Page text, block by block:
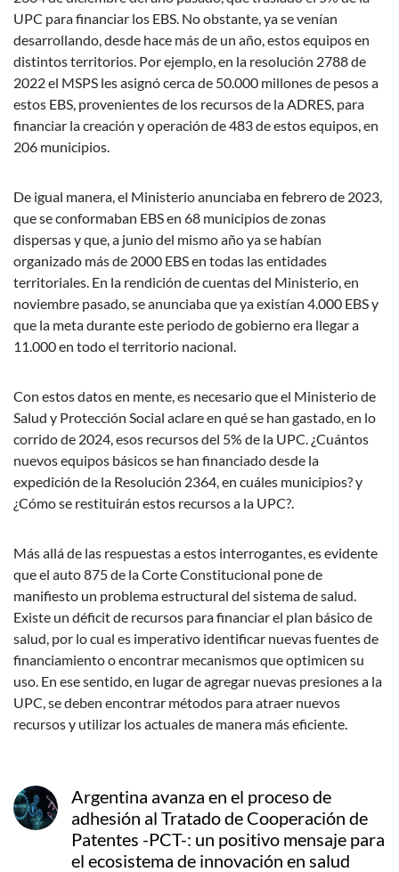
UPC para financiar los EBS. No obstante, ya se venían
desarrollando, desde hace más de un año, estos equipos en
distintos territorios. Por ejemplo, en la resolución 2788 de
2022 el MSPS les asignó cerca de 50.000 millones de pesos a
estos EBS, provenientes de los recursos de la ADRES, para
financiar la creación y operación de 483 de estos equipos, en
206 municipios.
De igual manera, el Ministerio anunciaba en febrero de 2023,
que se conformaban EBS en 68 municipios de zonas
dispersas y que, a junio del mismo año ya se habían
organizado más de 2000 EBS en todas las entidades
territoriales. En la rendición de cuentas del Ministerio, en
noviembre pasado, se anunciaba que ya existían 4.000 EBS y
que la meta durante este periodo de gobierno era llegar a
11.000 en todo el territorio nacional.
Con estos datos en mente, es necesario que el Ministerio de
Salud y Protección Social aclare en qué se han gastado, en lo
corrido de 2024, esos recursos del 5% de la UPC. ¿Cuántos
nuevos equipos básicos se han financiado desde la
expedición de la Resolución 2364, en cuáles municipios? y
¿Cómo se restituirán estos recursos a la UPC?.
Más allá de las respuestas a estos interrogantes, es evidente
que el auto 875 de la Corte Constitucional pone de
manifiesto un problema estructural del sistema de salud.
Existe un déficit de recursos para financiar el plan básico de
salud, por lo cual es imperativo identificar nuevas fuentes de
financiamiento o encontrar mecanismos que optimicen su
uso. En ese sentido, en lugar de agregar nuevas presiones a la
UPC, se deben encontrar métodos para atraer nuevos
recursos y utilizar los actuales de manera más eficiente.
Argentina avanza en el proceso de
adhesión al Tratado de Cooperación de
Patentes -PCT-: un positivo mensaje para
el ecosistema de innovación en salud